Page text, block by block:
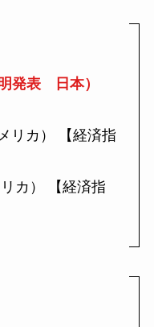
発表 日本）
カ） 【経済指
カ） 【経済指